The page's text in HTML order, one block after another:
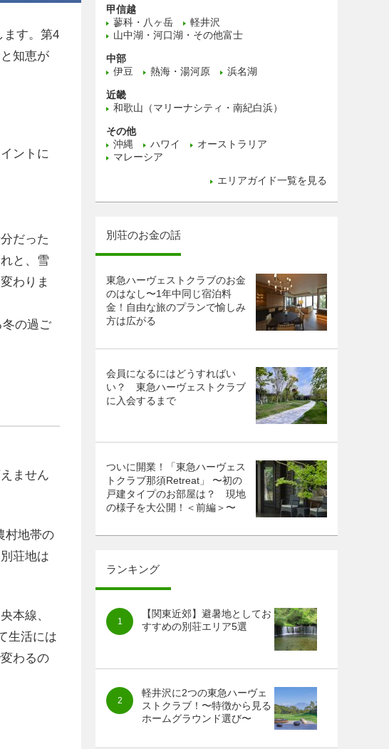
ます。第4
知恵が
ントに
だった
と、雪
わりま
の過ご
ません
村地帯の
荘地は
本線、
生活には
わるの
甲信越
蓼科・八ヶ岳
軽井沢
山中湖・河口湖・その他富士
中部
伊豆
熱海・湯河原 浜名湖
近畿
和歌山（マリーナシティ・南紀白浜）
その他
沖縄
ハワイ
オーストラリア
マレーシア
エリアガイド一覧を見る
別荘のお金の話
東急ハーヴェストクラブのお金
のはなし〜1年中同じ宿泊料
金！自由な旅のプランで愉しみ
方は広がる
会員になるにはどうすればい
い？ 東急ハーヴェストクラブ
に入会するまで
ついに開業！「東急ハーヴェス
トクラブ那須Retreat」 〜初の
戸建タイプのお部屋は？ 現地
の様子を大公開！＜前編＞〜
ランキング
【関東近郊】避暑地としてお
すすめの別荘エリア5選
軽井沢に2つの東急ハーヴェ
ストクラブ！〜特徴から見る
ホームグラウンド選び〜